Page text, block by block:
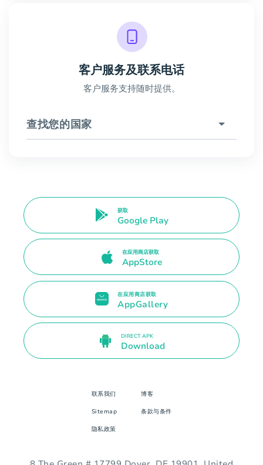
客户服务及联系电话
客户服务支持随时提供。
查找您的国家
获取
Google Play
在应用商店获取
AppStore
在应用商店获取
AppGallery
DIRECT APK
Download
联系我们 博客
Sitemap 条款与条件
隐私政策